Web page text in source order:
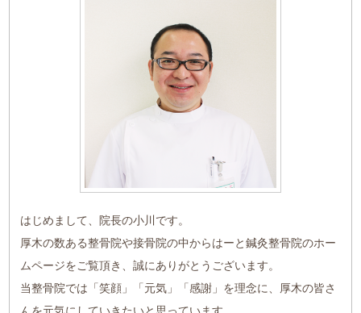
はじめまして、院長の小川です。
厚木の数ある整骨院や接骨院の中からはーと鍼灸整骨院のホー
ムページをご覧頂き、誠にありがとうございます。
当整骨院では「笑顔」「元気」「感謝」を理念に、厚木の皆さ